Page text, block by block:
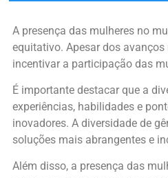
A presença das mulheres no
equitativo. Apesar dos
incentivar a participação das
É importante destacar que a
experiências, habilidades e
inovadores. A diversidade de
soluções mais abrangentes e
Além disso, a presença das